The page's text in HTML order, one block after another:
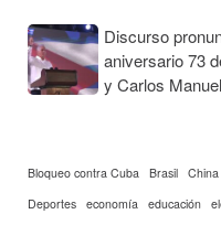
Discurso
aniversario 73
y Carlos
Bloqueo contra Cuba Brasil China
Deportes economía educación